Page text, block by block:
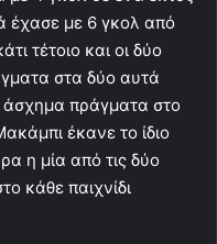
έχασε με 6 γκολ από
τέτοιο και οι δύο
στα δύο αυτά
άσχημα πράγματα στο
έκανε το ίδιο
η μία από τις δύο
κάθε παιχνίδι